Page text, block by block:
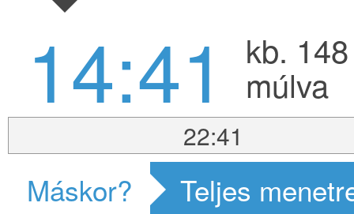
14:41 kb.
múlva
22:41
Máskor? Teljes